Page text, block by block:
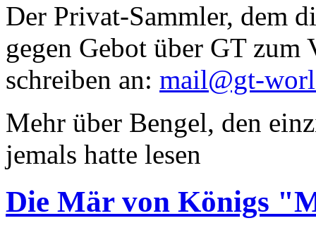
Der Privat-Sammler, dem
gegen Gebot über GT zum
schreiben an: mail@gt-
Mehr über Bengel, den
jemals hatte lesen
Die Mär von Königs